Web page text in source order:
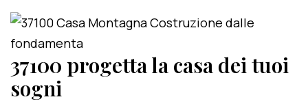
37100 progetta la casa dei tuoi
sogni